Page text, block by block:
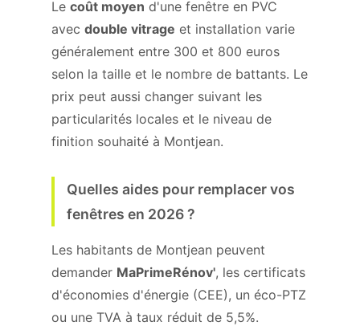
Le coût moyen d'une fenêtre en PVC
avec double vitrage et installation varie
généralement entre 300 et 800 euros
selon la taille et le nombre de battants. Le
prix peut aussi changer suivant les
particularités locales et le niveau de
finition souhaité à Montjean.
Quelles aides pour remplacer vos
fenêtres en 2026 ?
Les habitants de Montjean peuvent
demander MaPrimeRénov', les certificats
d'économies d'énergie (CEE), un éco-PTZ
ou une TVA à taux réduit de 5,5%.